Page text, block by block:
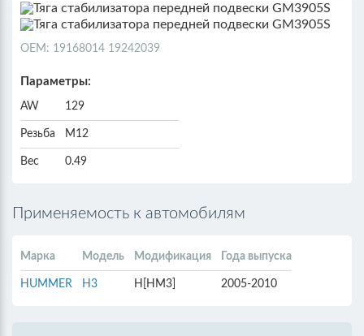
ОЕМ: 19168014 19242039
Параметры:
AW 129
Резьба M12
Вес 0.49
Применяемость к автомобилям
Марка Модель Модификация Года выпуска
HUMMER H3 H[HM3] 2005-2010